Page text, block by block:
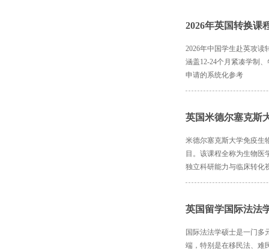
2026年英国转换课
2026年中国学生赴英攻
涵盖12-24个月紧凑学制
申请的系统化参考
英国米德尔塞克斯
米德尔塞克斯大学免疫生
目。该课程全称为生物医
独立科研能力与临床转化
英国留学国际法法
国际法法学硕士是一门多
端，特别是在移民法、难